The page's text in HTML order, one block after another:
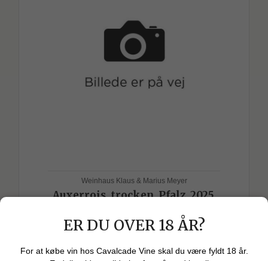
Weinhaus Klaus & Marius Meyer
Auxerrois, trocken, Pfalz, 2025,
især i det sydtyske....
ER DU OVER 18 ÅR?
For at købe vin hos Cavalcade Vine skal du være fyldt 18 år.